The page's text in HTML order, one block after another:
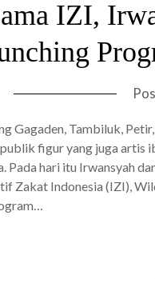
IZI,
Gagaden, Tambiluk,
figur yang juga artis
Pada hari itu Irwansyah
Zakat Indonesia (IZI),